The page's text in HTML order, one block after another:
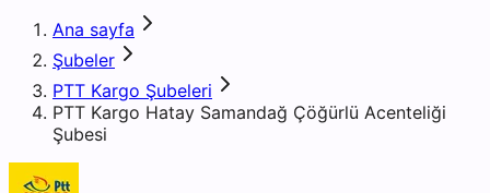
Ana sayfa
Şubeler
PTT Kargo Şubeleri
PTT Kargo Hatay Samandağ Çöğürlü Acenteliği
Şubesi